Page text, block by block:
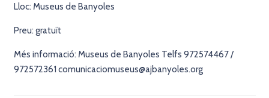
Lloc: Museus de Banyoles
Preu: gratuït
Més informació: Museus de Banyoles Telfs 972574467 /
972572361 comunicaciomuseus@ajbanyoles.org